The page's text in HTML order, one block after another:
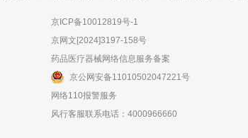
京ICP备10012819号-1
京网文[2024]3197-158号
药品医疗器械网络信息服务备案
京公网安备11010502047221号
网络110报警服务
风行客服联系电话：4000966660